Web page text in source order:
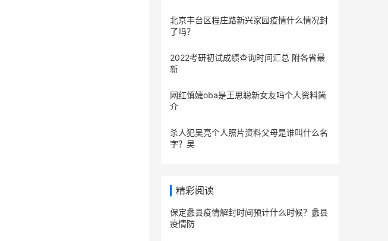
北京丰台区程庄路新兴家园疫情什么情况封
了吗？
2022考研初试成绩查询时间汇总 附各省最
新
网红慎婕oba是王思聪新女友吗个人资料简
介
杀人犯吴亮个人照片资料父母是谁叫什么名
字？吴
精彩阅读
保定蠡县疫情解封时间预计什么时候？蠡县
疫情防